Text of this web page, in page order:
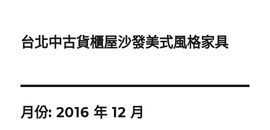
台北中古貨櫃屋沙發美式風格家具
月份:2016 年 12 月